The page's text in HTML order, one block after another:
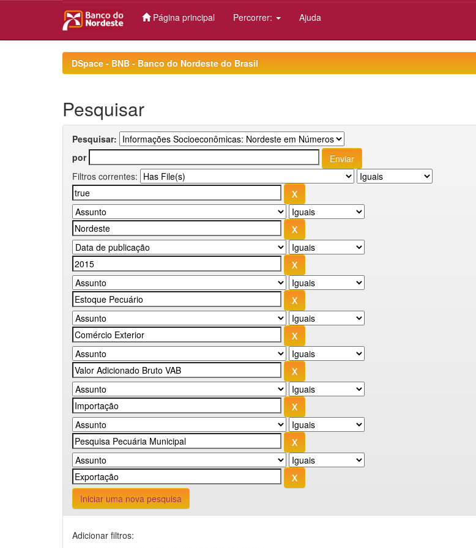
Página principal Percorrer: Ajuda
DSpace - BNB - Banco do Nordeste do Brasil
Pesquisar
Pesquisar:
por
Filtros correntes:
Iniciar uma nova pesquisa
Adicionar filtros: